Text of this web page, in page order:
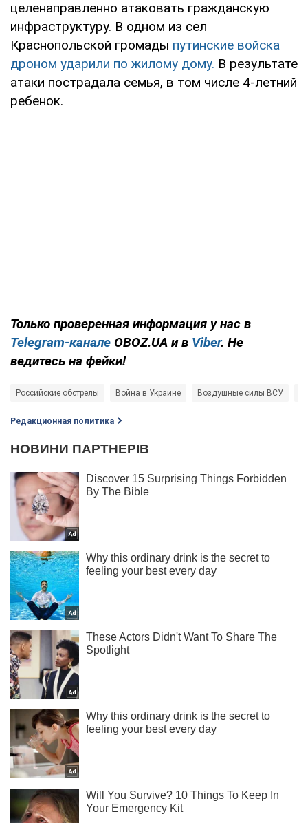
целенаправленно атаковать гражданскую
инфраструктуру. В одном из сел
Краснопольской громады путинские войска
дроном ударили по жилому дому. В результате
атаки пострадала семья, в том числе 4-летний
ребенок.
Только проверенная информация у нас в
Telegram-канале OBOZ.UA и в Viber. Не
ведитесь на фейки!
Российские обстрелы Война в Украине Воздушные силы ВСУ
Редакционная политика